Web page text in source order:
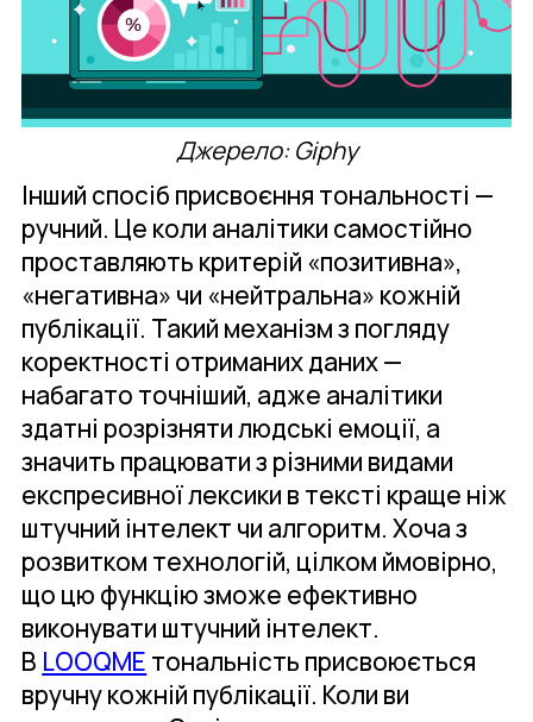
Джерело: Giphy
Інший спосіб присвоєння тональності —
ручний. Це коли аналітики самостійно
проставляють критерій «позитивна»,
«негативна» чи «нейтральна» кожній
публікації. Такий механізм з погляду
коректності отриманих даних —
набагато точніший, адже аналітики
здатні розрізняти людські емоції, а
значить працювати з різними видами
експресивної лексики в тексті краще ніж
штучний інтелект чи алгоритм. Хоча з
розвитком технологій, цілком ймовірно,
що цю функцію зможе ефективно
виконувати штучний інтелект.
В LOOQME тональність присвоюється
вручну кожній публікації. Коли ви